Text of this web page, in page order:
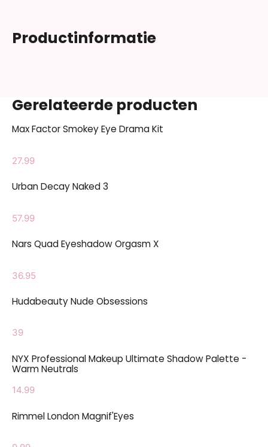
Productinformatie
Gerelateerde producten
Max Factor Smokey Eye Drama Kit
27.99
Urban Decay Naked 3
57.99
Nars Quad Eyeshadow Orgasm X
36.95
Hudabeauty Nude Obsessions
39
NYX Professional Makeup Ultimate Shadow Palette -
Warm Neutrals
14.99
Rimmel London Magnif'Eyes